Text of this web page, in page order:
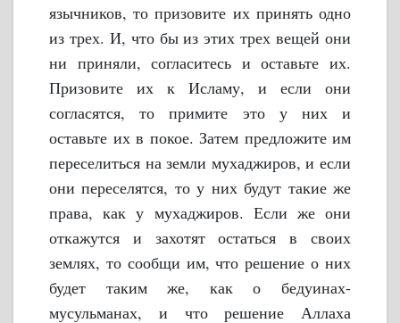
язычников, то призовите их принять одно
из трех. И, что бы из этих трех вещей они
ни приняли, согласитесь и оставьте их.
Призовите их к Исламу, и если они
согласятся, то примите это у них и
оставьте их в покое. Затем предложите им
переселиться на земли мухаджиров, и если
они переселятся, то у них будут такие же
права, как у мухаджиров. Если же они
откажутся и захотят остаться в своих
землях, то сообщи им, что решение о них
будет таким же, как о бедуинах-
мусульманах, и что решение Аллаха